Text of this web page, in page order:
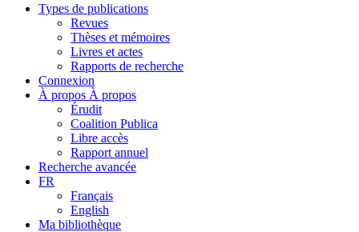
Types de publications
Revues
Thèses et mémoires
Livres et actes
Rapports de recherche
Connexion
À propos À propos
Érudit
Coalition Publica
Libre accès
Rapport annuel
Recherche avancée
FR
Français
English
Ma bibliothèque